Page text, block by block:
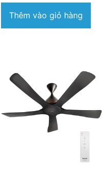
Thêm vào giỏ hàng